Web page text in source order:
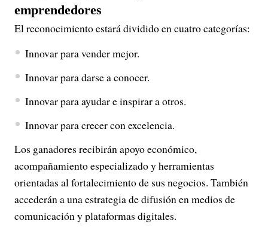
emprendedores
El reconocimiento estará dividido en cuatro categorías:
Innovar para vender mejor.
Innovar para darse a conocer.
Innovar para ayudar e inspirar a otros.
Innovar para crecer con excelencia.
Los ganadores recibirán apoyo económico,
acompañamiento especializado y herramientas
orientadas al fortalecimiento de sus negocios. También
accederán a una estrategia de difusión en medios de
comunicación y plataformas digitales.